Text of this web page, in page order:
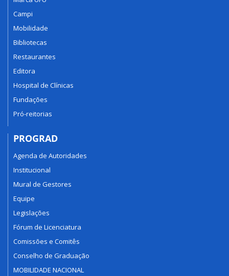
Campi
Mobilidade
Bibliotecas
Restaurantes
Editora
Hospital de Clínicas
Fundações
Pró-reitorias
PROGRAD
Agenda de Autoridades
Institucional
Mural de Gestores
Equipe
Legislações
Fórum de Licenciatura
Comissões e Comitês
Conselho de Graduação
MOBILIDADE NACIONAL